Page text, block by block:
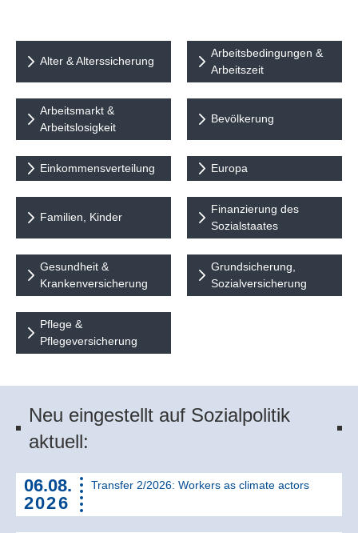
Alter & Alterssicherung
Arbeitsbedingungen &
Arbeitszeit
Arbeitsmarkt &
Arbeitslosigkeit
Bevölkerung
Einkommensverteilung Europa
Familien, Kinder
Finanzierung des
Sozialstaates
Gesundheit &
Krankenversicherung
Grundsicherung,
Sozialversicherung
Pflege &
Pflegeversicherung
Neu eingestellt auf Sozialpolitik
aktuell:
06.08.
2026
Transfer 2/2026: Workers as climate actors